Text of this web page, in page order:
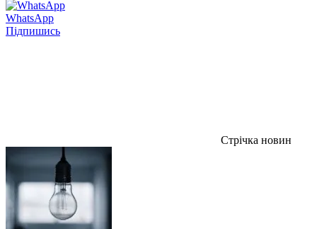
WhatsApp
Підпишись
Стрічка новин